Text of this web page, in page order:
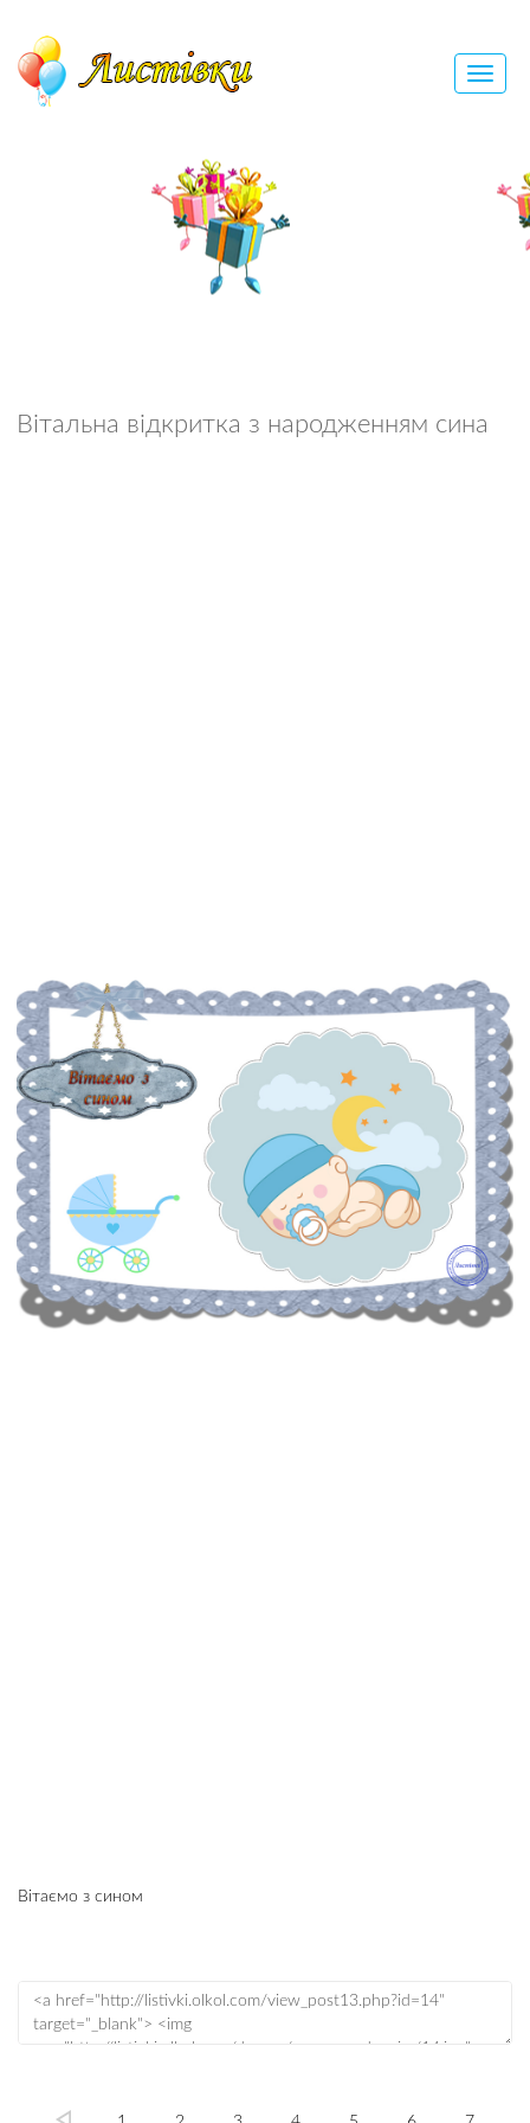
Вітальна відкритка з народженням сина
Вітаємо з сином